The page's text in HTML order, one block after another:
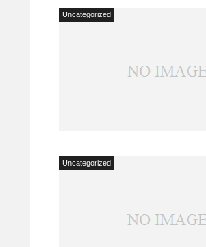
Uncategorized
Uncategorized